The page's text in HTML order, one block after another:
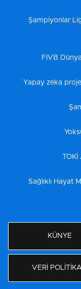
Şampiyonlar
FIVB
Yapay zeka
Sağlıklı Hayat
KÜNYE
VERİ